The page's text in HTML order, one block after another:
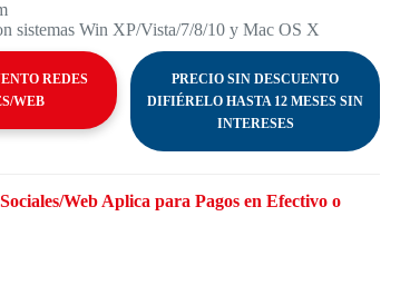
sistemas Win XP/Vista/7/8/10 y Mac OS X
REDES
WEB
PRECIO SIN DESCUENTO
DIFIÉRELO HASTA 12 MESES SIN
INTERESES
Web Aplica para Pagos en Efectivo o